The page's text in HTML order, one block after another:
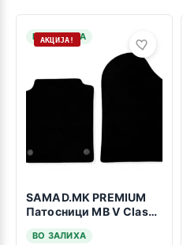
НА ЗАЛИХА
АКЦИЈА!
SAMAD.MK PREMIUM
Патосници MB V Class
ВО ЗАЛИХА